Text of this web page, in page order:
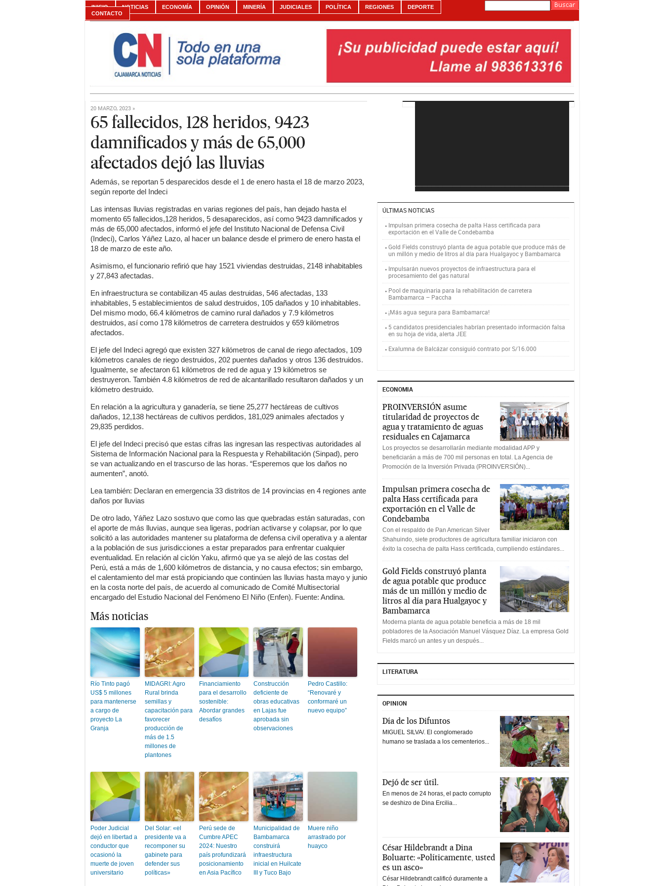
INICIO NOTICIAS ECONOMÍA OPINIÓN MINERÍA JUDICIALES POLÍTICA REGIONES
DEPORTE
CONTACTO
20 MARZO, 2023 »
65 fallecidos, 128 heridos, 9423
damnificados y más de 65,000
afectados dejó las lluvias
Además, se reportan 5 desparecidos desde el 1 de enero hasta el 18 de marzo 2023,
según reporte del Indeci
Las intensas lluvias registradas en varias regiones del país, han dejado hasta el
momento 65 fallecidos,128 heridos, 5 desaparecidos, así como 9423 damnificados y
más de 65,000 afectados, informó el jefe del Instituto Nacional de Defensa Civil
(Indeci), Carlos Yáñez Lazo, al hacer un balance desde el primero de enero hasta el
18 de marzo de este año.
Asimismo, el funcionario refirió que hay 1521 viviendas destruidas, 2148 inhabitables
y 27,843 afectadas.
En infraestructura se contabilizan 45 aulas destruidas, 546 afectadas, 133
inhabitables, 5 establecimientos de salud destruidos, 105 dañados y 10 inhabitables.
Del mismo modo, 66.4 kilómetros de camino rural dañados y 7.9 kilómetros
destruidos, así como 178 kilómetros de carretera destruidos y 659 kilómetros
afectados.
El jefe del Indeci agregó que existen 327 kilómetros de canal de riego afectados, 109
kilómetros canales de riego destruidos, 202 puentes dañados y otros 136 destruidos.
Igualmente, se afectaron 61 kilómetros de red de agua y 19 kilómetros se
destruyeron. También 4.8 kilómetros de red de alcantarillado resultaron dañados y un
kilómetro destruido.
En relación a la agricultura y ganadería, se tiene 25,277 hectáreas de cultivos
dañados, 12,138 hectáreas de cultivos perdidos, 181,029 animales afectados y
29,835 perdidos.
El jefe del Indeci precisó que estas cifras las ingresan las respectivas autoridades al
Sistema de Información Nacional para la Respuesta y Rehabilitación (Sinpad), pero
se van actualizando en el trascurso de las horas. “Esperemos que los daños no
aumenten”, anotó.
Lea también: Declaran en emergencia 33 distritos de 14 provincias en 4 regiones ante
daños por lluvias
De otro lado, Yáñez Lazo sostuvo que como las que quebradas están saturadas, con
el aporte de más lluvias, aunque sea ligeras, podrían activarse y colapsar, por lo que
solicitó a las autoridades mantener su plataforma de defensa civil operativa y a alentar
a la población de sus jurisdicciones a estar preparados para enfrentar cualquier
eventualidad. En relación al ciclón Yaku, afirmó que ya se alejó de las costas del
Perú, está a más de 1,600 kilómetros de distancia, y no causa efectos; sin embargo,
el calentamiento del mar está propiciando que continúen las lluvias hasta mayo y junio
en la costa norte del país, de acuerdo al comunicado de Comité Multisectorial
encargado del Estudio Nacional del Fenómeno El Niño (Enfen). Fuente: Andina.
Más noticias
Río Tinto pagó
US$ 5 millones
para mantenerse
a cargo de
proyecto La
Granja
MIDAGRI: Agro
Rural brinda
semillas y
capacitación para
favorecer
producción de
más de 1.5
millones de
plantones
Financiamiento
para el desarrollo
sostenible:
Abordar grandes
desafíos
Construcción
deficiente de
obras educativas
en Lajas fue
aprobada sin
observaciones
Pedro Castillo:
“Renovaré y
conformaré un
nuevo equipo”
Poder Judicial
dejó en libertad a
conductor que
ocasionó la
muerte de joven
universitario
Del Solar: «el
presidente va a
recomponer su
gabinete para
defender sus
políticas»
Perú sede de
Cumbre APEC
2024: Nuestro
país profundizará
posicionamiento
en Asia Pacífico
Municipalidad de
Bambamarca
construirá
infraestructura
inicial en Huilcate
III y Tuco Bajo
Muere niño
arrastrado por
huayco
ÚLTIMAS NOTICIAS
Impulsan primera cosecha de palta Hass certificada para
exportación en el Valle de Condebamba
Gold Fields construyó planta de agua potable que produce más de
un millón y medio de litros al día para Hualgayoc y Bambamarca
Impulsarán nuevos proyectos de infraestructura para el
procesamiento del gas natural
Pool de maquinaria para la rehabilitación de carretera
Bambamarca – Paccha
¡Más agua segura para Bambamarca!
5 candidatos presidenciales habrían presentado información falsa
en su hoja de vida, alerta JEE
Exalumna de Balcázar consiguió contrato por S/16.000
ECONOMIA
PROINVERSIÓN asume
titularidad de proyectos de
agua y tratamiento de aguas
residuales en Cajamarca
Los proyectos se desarrollarán mediante modalidad APP y
beneficiarán a más de 700 mil personas en total. La Agencia de
Promoción de la Inversión Privada (PROINVERSIÓN)...
Impulsan primera cosecha de
palta Hass certificada para
exportación en el Valle de
Condebamba
Con el respaldo de Pan American Silver
Shahuindo, siete productores de agricultura familiar iniciaron con
éxito la cosecha de palta Hass certificada, cumpliendo estándares...
Gold Fields construyó planta
de agua potable que produce
más de un millón y medio de
litros al día para Hualgayoc y
Bambamarca
Moderna planta de agua potable beneficia a más de 18 mil
pobladores de la Asociación Manuel Vásquez Díaz. La empresa Gold
Fields marcó un antes y un después...
LITERATURA
OPINION
Día de los Difuntos
MIGUEL SILVA/. El conglomerado
humano se traslada a los cementerios...
Dejó de ser útil.
En menos de 24 horas, el pacto corrupto
se deshizo de Dina Ercilia...
César Hildebrandt a Dina
Boluarte: «Políticamente, usted
es un asco»
César Hildebrandt calificó duramente a